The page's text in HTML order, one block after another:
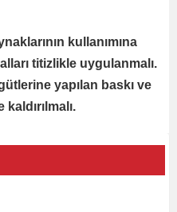
kullanımına
titizlikle uygulanmalı.
yapılan baskı ve